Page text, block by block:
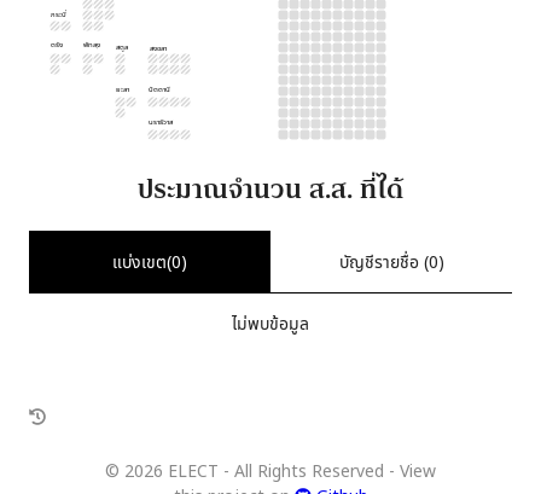
พัทลุง สงขลา
ปัตตานี
ยะลา
สตูล
ตรัง
กระบี่
นราธิวาส
ประมาณจำนวน ส.ส. ที่ได้
แบ่งเขต(0) บัญชีรายชื่อ (0)
ไม่พบข้อมูล
© 2026 ELECT - All Rights Reserved - View